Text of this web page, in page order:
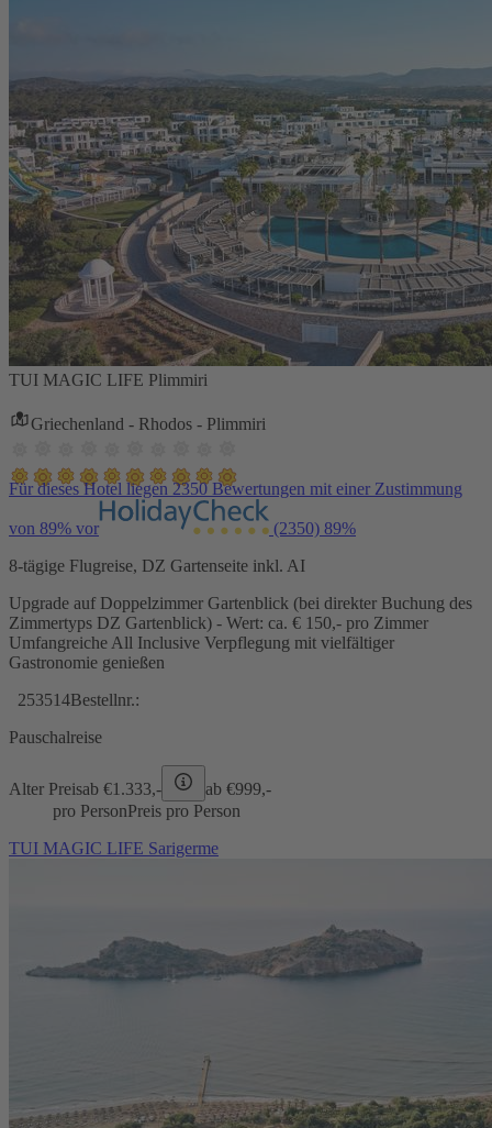
TUI MAGIC LIFE Plimmiri
Griechenland - Rhodos - Plimmiri
Für dieses Hotel liegen 2350 Bewertungen mit einer Zustimmung
von 89% vor (2350) 89%
8-tägige Flugreise, DZ Gartenseite inkl. AI
Upgrade auf Doppelzimmer Gartenblick (bei direkter Buchung des
Zimmertyps DZ Gartenblick) - Wert: ca. € 150,- pro Zimmer
Umfangreiche All Inclusive Verpflegung mit vielfältiger
Gastronomie genießen
253514Bestellnr.:
Pauschalreise
Alter Preisab €1.333,- ab €999,-
pro PersonPreis pro Person
TUI MAGIC LIFE Sarigerme